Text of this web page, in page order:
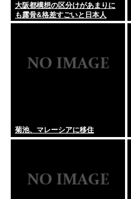
大阪都構想の区分けがあまりに
も露骨&格差すごいと日本人
菊池、マレーシアに移住